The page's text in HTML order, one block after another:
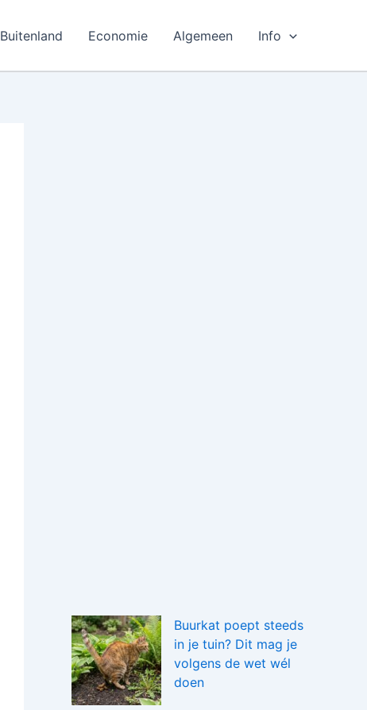
Buitenland Economie Algemeen Info
Buurkat poept steeds
in je tuin? Dit mag je
volgens de wet wél
doen